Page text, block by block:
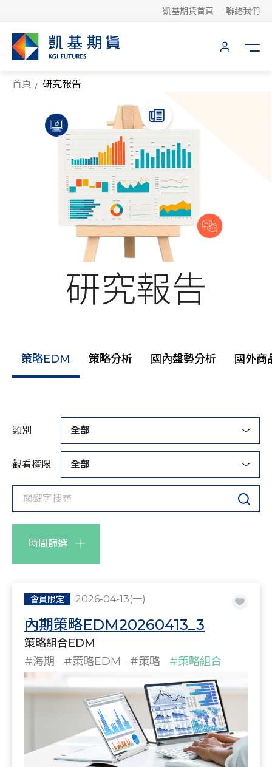
凱基期貨首頁 聯絡我們
首頁 研究報告
研究報告
策略EDM 策略分析 國內盤勢分析 國外商
類別 全部
觀看權限 全部
時間篩選
會員限定 2026-04-13(一)
內期策略EDM20260413_3
策略組合EDM
#海期
#策略EDM #策略 #策略組合